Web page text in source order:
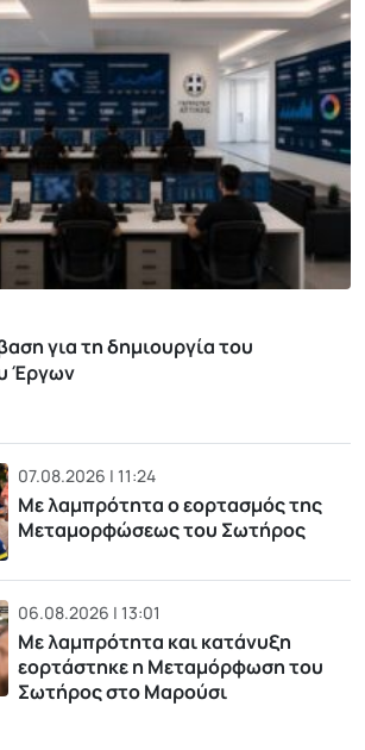
για τη δημιουργία του
Έργων
07.08.2026 | 11:24
Με λαμπρότητα ο εορτασμός της
Μεταμορφώσεως του Σωτήρος
06.08.2026 | 13:01
Με λαμπρότητα και κατάνυξη
εορτάστηκε η Μεταμόρφωση του
Σωτήρος στο Μαρούσι